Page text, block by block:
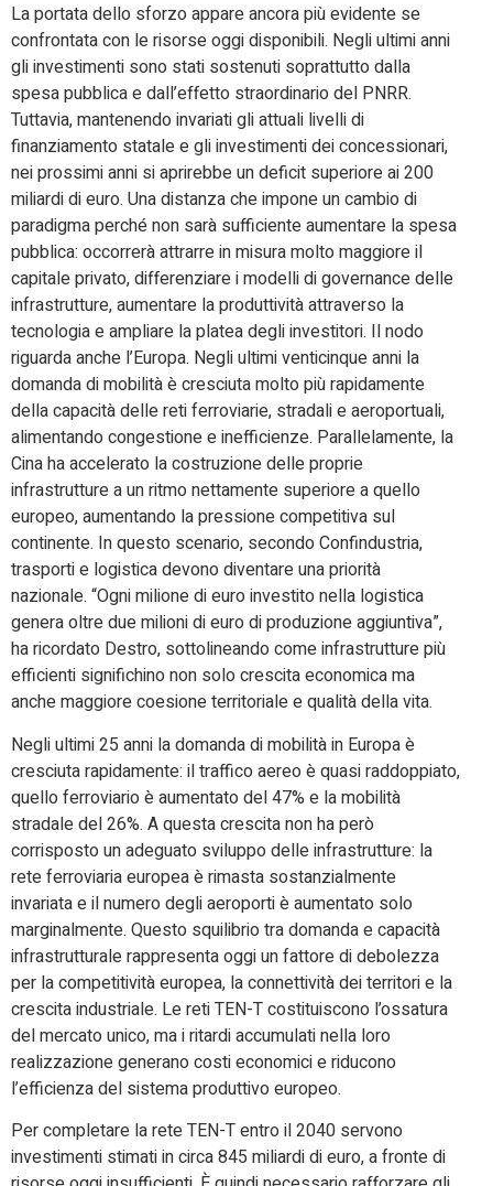
La portata dello sforzo appare ancora più evidente se
confrontata con le risorse oggi disponibili. Negli ultimi anni
gli investimenti sono stati sostenuti soprattutto dalla
spesa pubblica e dall’effetto straordinario del PNRR.
Tuttavia, mantenendo invariati gli attuali livelli di
finanziamento statale e gli investimenti dei concessionari,
nei prossimi anni si aprirebbe un deficit superiore ai 200
miliardi di euro. Una distanza che impone un cambio di
paradigma perché non sarà sufficiente aumentare la spesa
pubblica: occorrerà attrarre in misura molto maggiore il
capitale privato, differenziare i modelli di governance delle
infrastrutture, aumentare la produttività attraverso la
tecnologia e ampliare la platea degli investitori. Il nodo
riguarda anche l’Europa. Negli ultimi venticinque anni la
domanda di mobilità è cresciuta molto più rapidamente
della capacità delle reti ferroviarie, stradali e aeroportuali,
alimentando congestione e inefficienze. Parallelamente, la
Cina ha accelerato la costruzione delle proprie
infrastrutture a un ritmo nettamente superiore a quello
europeo, aumentando la pressione competitiva sul
continente. In questo scenario, secondo Confindustria,
trasporti e logistica devono diventare una priorità
nazionale. “Ogni milione di euro investito nella logistica
genera oltre due milioni di euro di produzione aggiuntiva”,
ha ricordato Destro, sottolineando come infrastrutture più
efficienti significhino non solo crescita economica ma
anche maggiore coesione territoriale e qualità della vita.
Negli ultimi 25 anni la domanda di mobilità in Europa è
cresciuta rapidamente: il traffico aereo è quasi raddoppiato,
quello ferroviario è aumentato del 47% e la mobilità
stradale del 26%. A questa crescita non ha però
corrisposto un adeguato sviluppo delle infrastrutture: la
rete ferroviaria europea è rimasta sostanzialmente
invariata e il numero degli aeroporti è aumentato solo
marginalmente. Questo squilibrio tra domanda e capacità
infrastrutturale rappresenta oggi un fattore di debolezza
per la competitività europea, la connettività dei territori e la
crescita industriale. Le reti TEN-T costituiscono l’ossatura
del mercato unico, ma i ritardi accumulati nella loro
realizzazione generano costi economici e riducono
l’efficienza del sistema produttivo europeo.
Per completare la rete TEN-T entro il 2040 servono
investimenti stimati in circa 845 miliardi di euro, a fronte di